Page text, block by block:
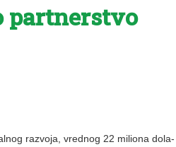
part­ner­stvo
raz­vo­ja, vred­nog 22 mi­li­o­na do­la­